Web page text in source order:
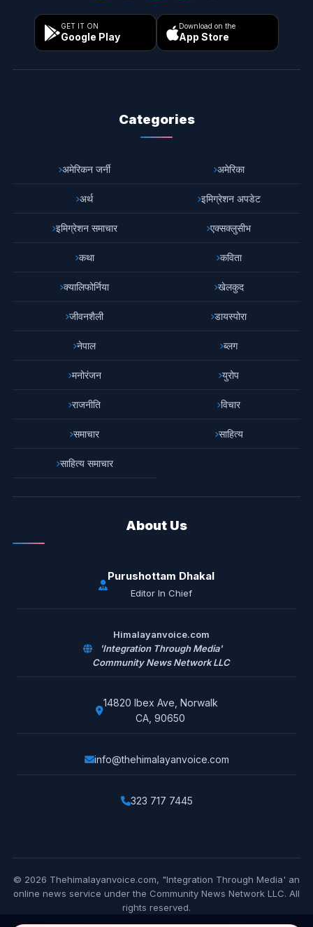
GET IT ON
Google Play
Download on the
App Store
Categories
अमेरिकन जर्नी अमेरिका
अर्थ इमिग्रेशन अपडेट
इमिग्रेशन समाचार एक्सक्लुसीभ
कथा कविता
क्यालिफोर्निया खेलकुद
जीवनशैली डायस्पोरा
नेपाल ब्लग
मनोरंजन युरोप
राजनीति विचार
समाचार साहित्य
साहित्य समाचार
About Us
Purushottam Dhakal
Editor In Chief
Himalayanvoice.com
'Integration Through Media'
Community News Network LLC
14820 Ibex Ave, Norwalk
CA, 90650
info@thehimalayanvoice.com
323 717 7445
© 2026 Thehimalayanvoice.com, "Integration Through Media' an
online news service under the Community News Network LLC. All
rights reserved.